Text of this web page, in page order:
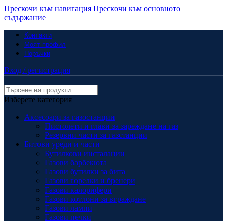
Прескочи към навигация Прескочи към основното
съдържание
Контакти
Моят профил
Поръчки
Вход / регистрация
Изберете категория
Аксесоари за газостанции
Пистолети и глави за зареждане на газ
Резервни части за газстанции
Битови уреди и части
Бутилкови инсталации
Газови барбекюта
Газови бутилки за бита
Газови горелки и бренери
Газови калорифери
Газови котлони за вграждане
Газови лампи
Газови печки